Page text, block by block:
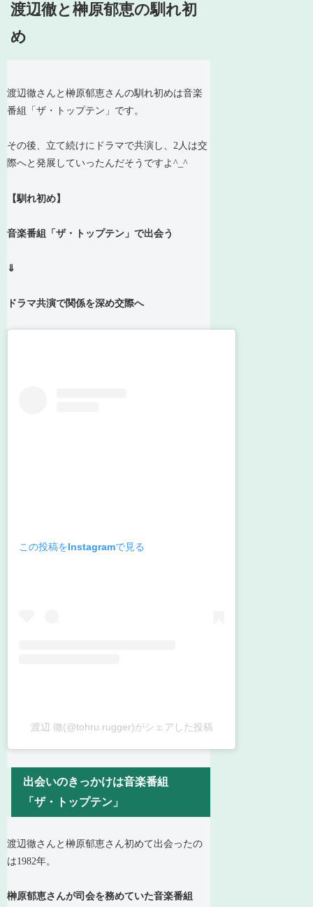
渡辺徹と榊原郁恵の馴れ初
め
渡辺徹さんと榊原郁恵さんの馴れ初めは音楽
番組「ザ・トップテン」 です。
その後、立て続けにドラマで共演し、2人は交
際へと発展していったんだそうですよ^_^
【馴れ初め】
音楽番組「ザ・トップテン」で出会う
⇓
ドラマ共演で関係を深め交際へ
この投稿をInstagramで見る
渡辺 徹(@tohru.rugger)がシェアした投稿
出会いのきっかけは音楽番組
「ザ・トップテン」
渡辺徹さんと榊原郁恵さん初めて出会ったの
は1982年。
榊原郁恵さんが司会を務めていた音楽番組